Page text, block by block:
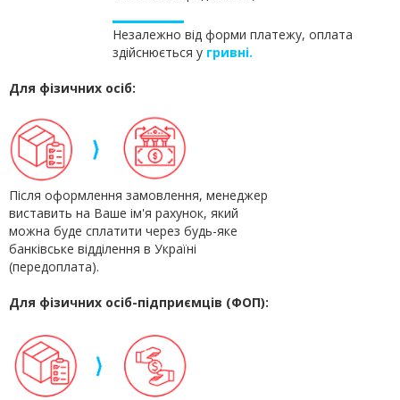
Незалежно від форми платежу, оплата
здійснюється у гривні.
Для фізичних осіб:
Після оформлення замовлення, менеджер
виставить на Ваше ім'я рахунок, який
можна буде сплатити через будь-яке
банківське відділення в Україні
(передоплата).
Для фізичних осіб-підприємців (ФОП):